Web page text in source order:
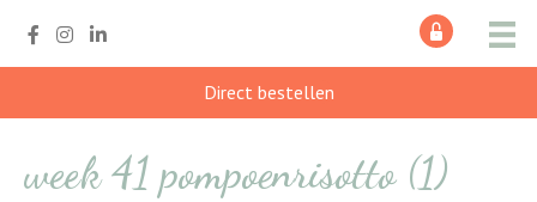
Direct bestellen
week 41 pompoenrisotto (1)